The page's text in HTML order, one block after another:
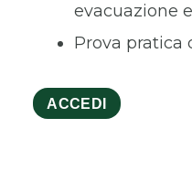
evacuazione
Prova pratica
ACCEDI